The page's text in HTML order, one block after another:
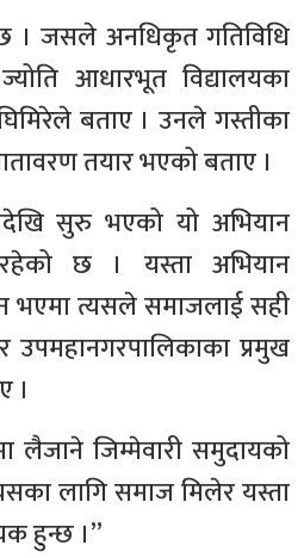
। जसले अनधिकृत गतिविधि
आधारभूत विद्यालयका
बताए । उनले गस्तीका
तयार भएको बताए ।
सुरु भएको यो अभियान
छ । यस्ता अभियान
भएमा त्यसले समाजलाई सही
उपमहानगरपालिकाका प्रमुख
।
लैजाने जिम्मेवारी समुदायको
लागि समाज मिलेर यस्ता
हुन्छ ।”